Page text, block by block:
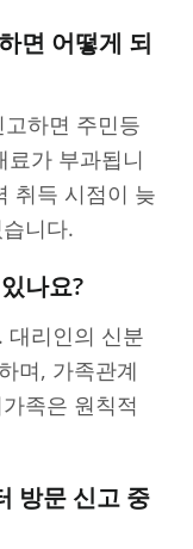
면 어떻게 되
하면 주민등
료가 부과됩니
취득 시점이 늦
니다.
나요?
대리인의 신분
며, 가족관계
족은 원칙적
방문 신고 중